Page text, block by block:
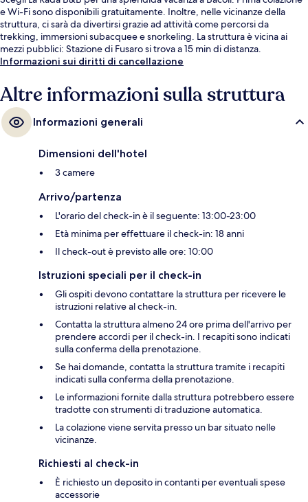
e Wi-Fi sono disponibili gratuitamente. Inoltre, nelle vicinanze della
struttura, ci sarà da divertirsi grazie ad attività come percorsi da
trekking, immersioni subacquee e snorkeling. La struttura è vicina ai
mezzi pubblici: Stazione di Fusaro si trova a 15 min di distanza.
Informazioni sui diritti di cancellazione
Altre informazioni sulla struttura
Informazioni generali
Dimensioni dell'hotel
3 camere
Arrivo/partenza
L'orario del check-in è il seguente: 13:00-23:00
Età minima per effettuare il check-in: 18 anni
Il check-out è previsto alle ore: 10:00
Istruzioni speciali per il check-in
Gli ospiti devono contattare la struttura per ricevere le
istruzioni relative al check-in.
Contatta la struttura almeno 24 ore prima dell'arrivo per
prendere accordi per il check-in. I recapiti sono indicati
sulla conferma della prenotazione.
Se hai domande, contatta la struttura tramite i recapiti
indicati sulla conferma della prenotazione.
Le informazioni fornite dalla struttura potrebbero essere
tradotte con strumenti di traduzione automatica.
La colazione viene servita presso un bar situato nelle
vicinanze.
Richiesti al check-in
È richiesto un deposito in contanti per eventuali spese
accessorie